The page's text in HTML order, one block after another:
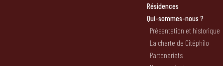
Résidences
Qui-sommes-nous ?
Présentation et historique
La charte de Citéphilo
Partenariats